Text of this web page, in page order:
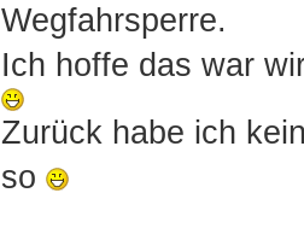
Wegfahrsperre.
Ich hoffe das war
Zurück habe ich
so